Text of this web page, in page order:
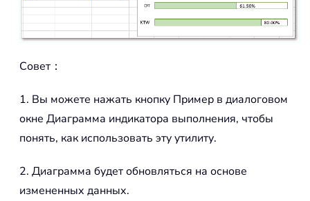
Совет：
1. Вы можете нажать кнопку Пример в диалоговом
окне Диаграмма индикатора выполнения, чтобы
понять, как использовать эту утилиту.
2. Диаграмма будет обновляться на основе
измененных данных.